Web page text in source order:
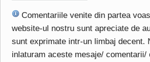
Comentariile venite din partea
website-ul nostru sunt apreciate de
sunt exprimate intr-un limbaj decent.
inlaturam aceste mesaje/